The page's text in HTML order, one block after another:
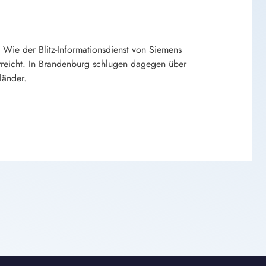
Wie der Blitz-Informationsdienst von Siemens
In Brandenburg schlugen dagegen über